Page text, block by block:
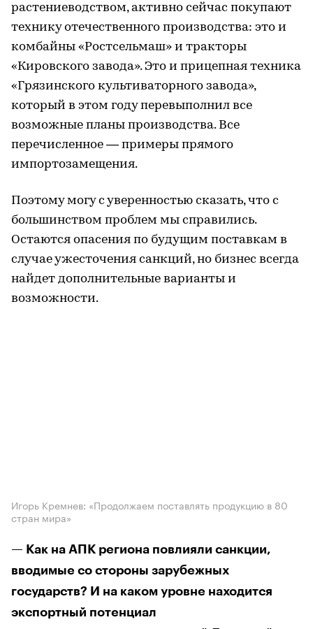
растениеводством, активно сейчас покупают
технику отечественного производства: это и
комбайны «Ростсельмаш» и тракторы
«Кировского завода». Это и прицепная техника
«Грязинского культиваторного завода»,
который в этом году перевыполнил все
возможные планы производства. Все
перечисленное — примеры прямого
импортозамещения.
Поэтому могу с уверенностью сказать, что с
большинством проблем мы справились.
Остаются опасения по будущим поставкам в
случае ужесточения санкций, но бизнес всегда
найдет дополнительные варианты и
возможности.
Игорь Кремнев: «Продолжаем поставлять продукцию в 80
стран мира»
— Как на АПК региона повлияли санкции,
вводимые со стороны зарубежных
государств? И на каком уровне находится
экспортный потенциал